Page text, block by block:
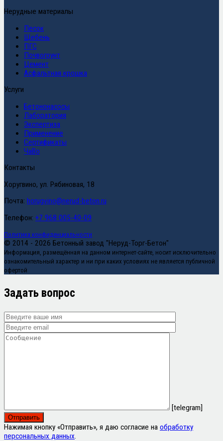
Нерудные материалы
Песок
Щебень
ПГС
Почвогрунт
Цемент
Асфальтная крошка
Услуги
Бетононасосы
Лаборатория
Экспертиза
Применение
Сертификаты
ЧаВо
Контакты
Хоругвино, ул. Рябиновая, 18
Почта: horugvino@nerud-beton.ru
Телефон: +7 968 005-40-09
Политика конфиденциальности
© 2014 - 2026 Бетонный завод "Неруд-Торг-Бетон"
Информация, размещённая на данном интернет-сайте, носит исключительно
ознакомительный характер и ни при каких условиях не является публичной
офертой
Задать вопрос
[telegram]
Нажимая кнопку «Отправить», я даю согласие на обработку
персональных данных